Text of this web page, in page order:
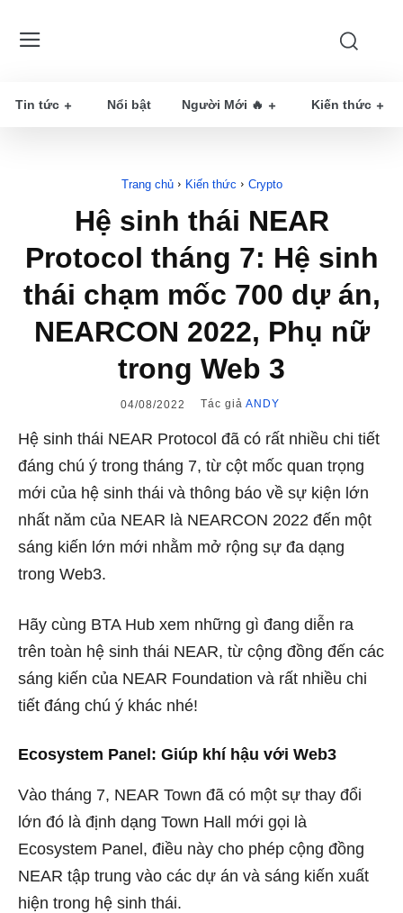
Tin tức Nổi bật Người Mới 🔥 Kiến thức
Trang chủ Kiến thức Crypto
Hệ sinh thái NEAR
Protocol tháng 7: Hệ sinh
thái chạm mốc 700 dự án,
NEARCON 2022, Phụ nữ
trong Web 3
04/08/2022 Tác giả ANDY
Hệ sinh thái NEAR Protocol đã có rất nhiều chi tiết
đáng chú ý trong tháng 7, từ cột mốc quan trọng
mới của hệ sinh thái và thông báo về sự kiện lớn
nhất năm của NEAR là NEARCON 2022 đến một
sáng kiến ​​lớn mới nhằm mở rộng sự đa dạng
trong Web3.
Hãy cùng BTA Hub xem những gì đang diễn ra
trên toàn hệ sinh thái NEAR, từ cộng đồng đến các
sáng kiến ​​của NEAR Foundation và rất nhiều chi
tiết đáng chú ý khác nhé!
Ecosystem Panel: Giúp khí hậu với Web3
Vào tháng 7, NEAR Town đã có một sự thay đổi
lớn đó là định dạng Town Hall mới gọi là
Ecosystem Panel, điều này cho phép cộng đồng
NEAR tập trung vào các dự án và sáng kiến ​​xuất
hiện trong hệ sinh thái.